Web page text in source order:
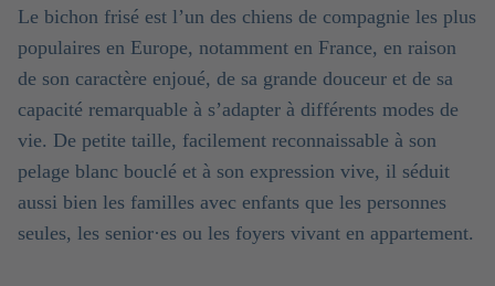
Le bichon frisé est l’un des chiens de compagnie les plus
populaires en Europe, notamment en France, en raison
de son caractère enjoué, de sa grande douceur et de sa
capacité remarquable à s’adapter à différents modes de
vie. De petite taille, facilement reconnaissable à son
pelage blanc bouclé et à son expression vive, il séduit
aussi bien les familles avec enfants que les personnes
seules, les senior·es ou les foyers vivant en appartement.